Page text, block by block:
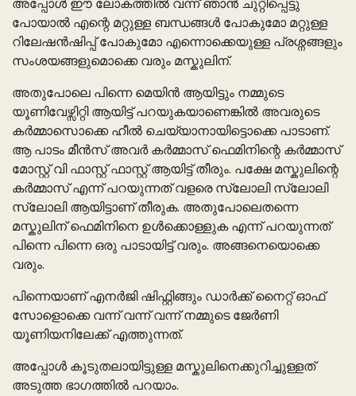
അപ്പോൾ ഈ ലോകത്തിൽ വന്ന് ഞാൻ ചുറ്റിപ്പെട്ടു
പോയാൽ എന്റെ മറ്റുള്ള ബന്ധങ്ങൾ പോകുമോ മറ്റുള്ള
റിലേഷൻഷിപ്പ് പോകുമോ എന്നൊക്കെയുള്ള പ്രശ്നങ്ങളും
സംശയങ്ങളുമൊക്കെ വരും മസ്കുലിന്.
അതുപോലെ പിന്നെ മെയിൻ ആയിട്ടും നമ്മുടെ
യൂണിവേഴ്സിറ്റി ആയിട്ട് പറയുകയാണെങ്കിൽ അവരുടെ
കർമ്മാസൊക്കെ ഹീൽ ചെയ്യാനായിട്ടൊക്കെ പാടാണ്.
ആ പാടം മീൻസ് അവർ കർമ്മാസ് ഫെമിനിന്റെ കർമ്മാസ്
മോസ്റ്റ് വി ഫാസ്റ്റ് ഫാസ്റ്റ് ആയിട്ട് തീരും. പക്ഷേ മസ്കുലിന്റെ
കർമ്മാസ് എന്ന് പറയുന്നത് വളരെ സ്ലോലി സ്ലോലി
സ്ലോലി ആയിട്ടാണ് തീരുക. അതുപോലെതന്നെ
മസ്കുലിന് ഫെമിനിനെ ഉൾക്കൊള്ളുക എന്ന് പറയുന്നത്
പിന്നെ പിന്നെ ഒരു പാടായിട്ട് വരും. അങ്ങനെയൊക്കെ
വരും.
പിന്നെയാണ് എനർജി ഷിഫ്റ്റിങ്ങും ഡാർക്ക് നൈറ്റ് ഓഫ്
സോളൊക്കെ വന്ന് വന്ന് വന്ന് നമ്മുടെ ജേർണി
യൂണിയനിലേക്ക് എത്തുന്നത്.
അപ്പോൾ കൂടുതലായിട്ടുള്ള മസ്കുലിനെക്കുറിച്ചുള്ളത്
അടുത്ത ഭാഗത്തിൽ പറയാം.